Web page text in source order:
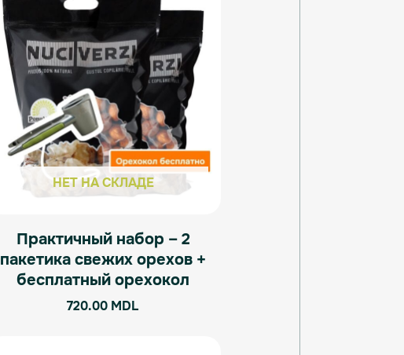
НЕТ НА СКЛАДЕ
Практичный набор – 2
пакетика свежих орехов +
бесплатный орехокол
720.00 MDL